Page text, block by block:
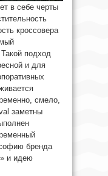
в себе черты
кроссовера
подход
и для
смело,
заметны
бренда
и идею